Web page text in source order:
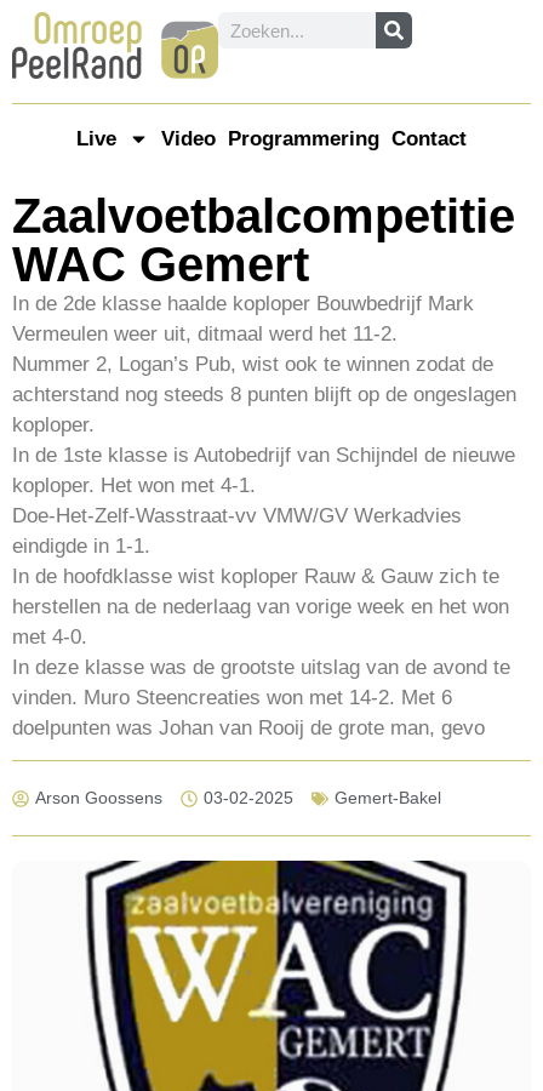
Live Video Programmering Contact
Zaalvoetbalcompetitie
WAC Gemert
In de 2de klasse haalde koploper Bouwbedrijf Mark
Vermeulen weer uit, ditmaal werd het 11-2.
Nummer 2, Logan’s Pub, wist ook te winnen zodat de
achterstand nog steeds 8 punten blijft op de ongeslagen
koploper.
In de 1ste klasse is Autobedrijf van Schijndel de nieuwe
koploper. Het won met 4-1.
Doe-Het-Zelf-Wasstraat-vv VMW/GV Werkadvies
eindigde in 1-1.
In de hoofdklasse wist koploper Rauw & Gauw zich te
herstellen na de nederlaag van vorige week en het won
met 4-0.
In deze klasse was de grootste uitslag van de avond te
vinden. Muro Steencreaties won met 14-2. Met 6
doelpunten was Johan van Rooij de grote man, gevo
Arson Goossens 03-02-2025 Gemert-Bakel